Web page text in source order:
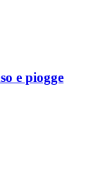
e piogge